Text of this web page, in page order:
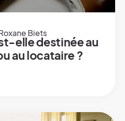
Biets
elle destinée au
au locataire ?